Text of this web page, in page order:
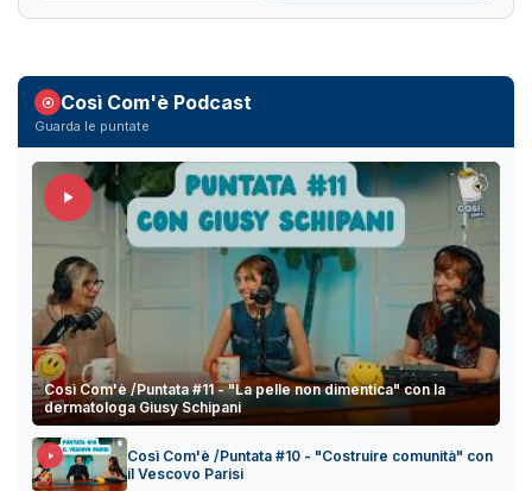
Così Com'è Podcast
Guarda le puntate
Così Com'è /Puntata #11 - "La pelle non dimentica" con la
dermatologa Giusy Schipani
Così Com'è /Puntata #10 - "Costruire comunità" con
il Vescovo Parisi